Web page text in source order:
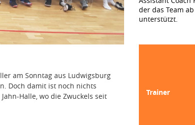
am Sonntag aus Ludwigsburg
Doch damit ist noch nichts
Halle, wo die Zwuckels seit
der das Team
unterstützt.
Trainer